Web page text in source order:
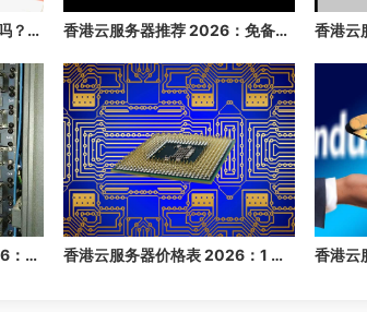
香港云服务器免备案是真的吗？2026 年最详细的免备案指南，3 分钟快速上线 香港云服务器推荐 2026：免备案、速度快、稳定性高的香港云主机推荐
香港云服务器购买指南 2026：免备案高速云主机推荐 香港云服务器价格表 2026：1 核/2 核/4 核/8 核配置每月多少钱？